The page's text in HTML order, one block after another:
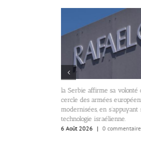
la Serbie affirme sa volonté
cercle des armées
modernisées, en s’appuyant
technologie israélienne.
6 Août 2026 | 0 commentaire